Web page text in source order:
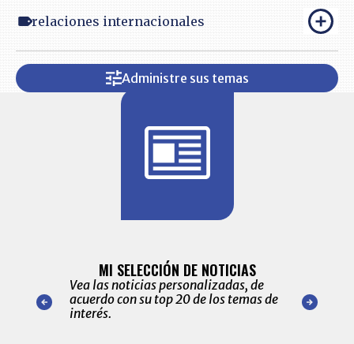
relaciones internacionales
Administre sus temas
nuestro
para
MI SELECCIÓN DE NOTICIAS
Vea las noticias personalizadas, de
acuerdo con su top 20 de los temas de
interés.
de las